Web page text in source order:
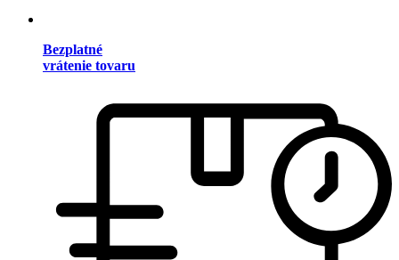
Bezplatné
vrátenie tovaru